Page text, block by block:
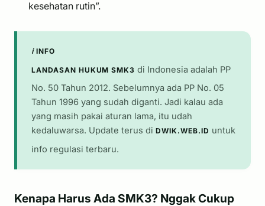
kesehatan rutin”.
ℹ️ INFO
LANDASAN HUKUM SMK3 di Indonesia adalah PP
No. 50 Tahun 2012. Sebelumnya ada PP No. 05
Tahun 1996 yang sudah diganti. Jadi kalau ada
yang masih pakai aturan lama, itu udah
kedaluwarsa. Update terus di DWIK.WEB.ID untuk
info regulasi terbaru.
Kenapa Harus Ada SMK3? Nggak Cukup